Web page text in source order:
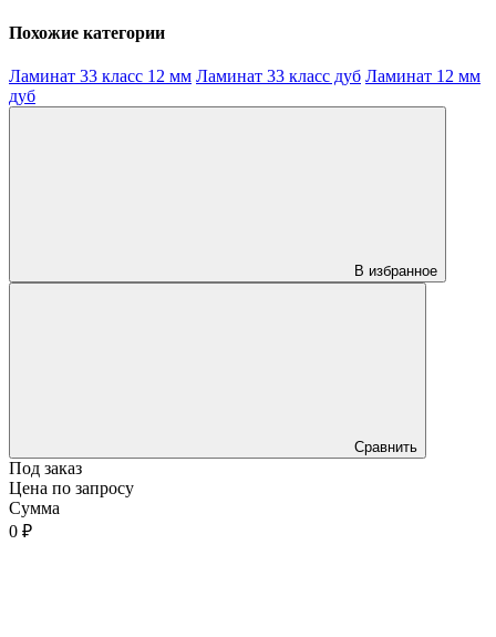
Похожие категории
Ламинат 33 класс 12 мм Ламинат 33 класс дуб Ламинат 12 мм
дуб
В избранное
Сравнить
Под заказ
Цена по запросу
Сумма
0 ₽